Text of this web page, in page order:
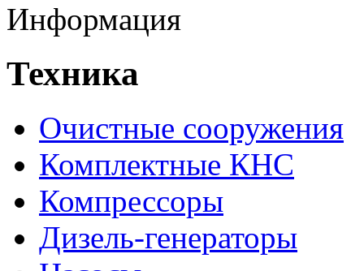
Информация
Техника
Очистные сооружения
Комплектные КНС
Компрессоры
Дизель-генераторы